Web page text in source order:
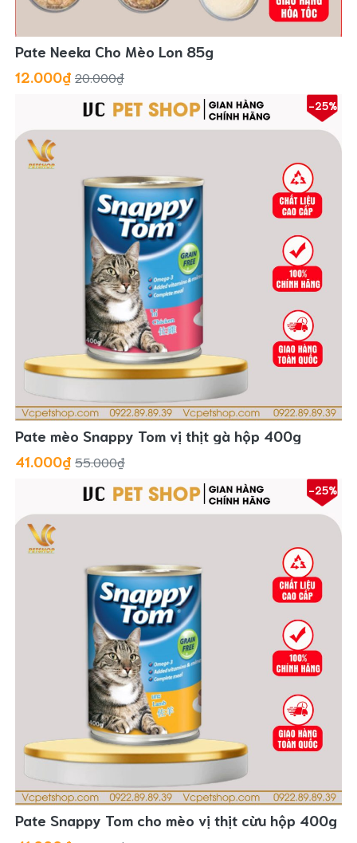
Pate Neeka Cho Mèo Lon 85g
12.000₫ 20.000₫
-25%
Pate mèo Snappy Tom vị thịt gà hộp 400g
41.000₫ 55.000₫
-25%
Pate Snappy Tom cho mèo vị thịt cừu hộp 400g